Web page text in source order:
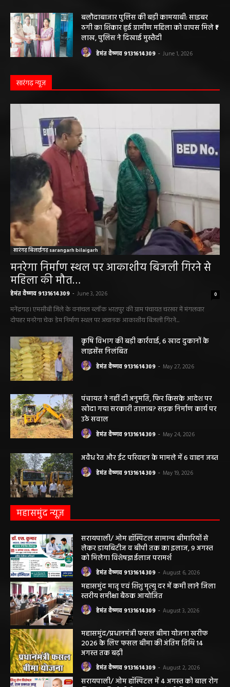
बलौदाबाजार पुलिस की बड़ी कामयाबी: साइबर
ठगी का शिकार हुई ग्रामीण महिला को वापस मिले ₹1
लाख, पुलिस ने दिखाई मुस्तैदी
हेमंत वैष्णव 9131614309 - June 1, 2026
सारंगढ़ न्यूज़
सारंगढ़ बिलाईगढ़ sarangarh bilaigarh
मनरेगा निर्माण स्थल पर आकाशीय बिजली गिरने से
महिला की मौत…
हेमंत वैष्णव 9131614309 - June 3, 2026 0
मनेंद्रगढ़। एमसीबी जिले के वनांचल ब्लॉक भरतपुर की ग्राम पंचायत चरखर में मंगलवार
दोपहर मनरेगा चेक डेम निर्माण स्थल पर अचानक आकाशीय बिजली गिरने...
कृषि विभाग की बड़ी कार्रवाई, 6 खाद दुकानों के
लाइसेंस निलंबित
हेमंत वैष्णव 9131614309 - May 27, 2026
पंचायत ने नहीं दी अनुमति, फिर किसके आदेश पर
खोदा गया सरकारी तालाब? सड़क निर्माण कार्य पर
उठे सवाल
हेमंत वैष्णव 9131614309 - May 24, 2026
अवैध रेत और ईंट परिवहन के मामले में 6 वाहन जब्त
हेमंत वैष्णव 9131614309 - May 19, 2026
महासमुंद न्यूज़
सरायपाली/ ओम हॉस्पिटल सामान्य बीमारियों से
लेकर डायबिटीज व बीपी तक का इलाज, 9 अगस्त
को मिलेगा विशेषज्ञ ईलाज परामर्श
हेमंत वैष्णव 9131614309 - August 6, 2026
महासमुंद मातृ एवं शिशु मृत्यु दर में कमी लाने जिला
स्तरीय समीक्षा बैठक आयोजित
हेमंत वैष्णव 9131614309 - August 3, 2026
महासमुंद/प्रधानमंत्री फसल बीमा योजना खरीफ
2026 के लिए फसल बीमा की अंतिम तिथि 14
अगस्त तक बढ़ी
हेमंत वैष्णव 9131614309 - August 2, 2026
सरायपाली/ ओम हॉस्पिटल में 4 अगस्त को बाल रोग